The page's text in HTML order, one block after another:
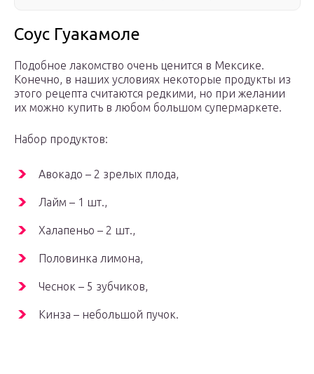
Соус Гуакамоле
Подобное лакомство очень ценится в Мексике.
Конечно, в наших условиях некоторые продукты из
этого рецепта считаются редкими, но при желании
их можно купить в любом большом супермаркете.
Набор продуктов:
Авокадо – 2 зрелых плода,
Лайм – 1 шт.,
Халапеньо – 2 шт.,
Половинка лимона,
Чеснок – 5 зубчиков,
Кинза – небольшой пучок.